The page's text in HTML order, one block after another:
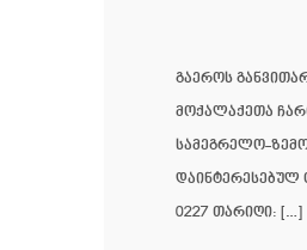
გაეროს
მოქალაქეთა
სამეგრელო-ზემო
დაინტერესებულ
0227 თარიღი: […]